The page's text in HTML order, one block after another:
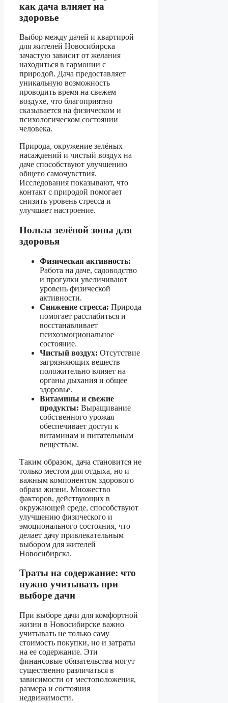
как дача влияет на
здоровье
Выбор между дачей и квартирой
для жителей Новосибирска
зачастую зависит от желания
находиться в гармонии с
природой. Дача предоставляет
уникальную возможность
проводить время на свежем
воздухе, что благоприятно
сказывается на физическом и
психологическом состоянии
человека.
Природа, окружение зелёных
насаждений и чистый воздух на
даче способствуют улучшению
общего самочувствия.
Исследования показывают, что
контакт с природой помогает
снизить уровень стресса и
улучшает настроение.
Польза зелёной зоны для
здоровья
Физическая активность:
Работа на даче, садоводство
и прогулки увеличивают
уровень физической
активности.
Снижение стресса: Природа
помогает расслабиться и
восстанавливает
психоэмоциональное
состояние.
Чистый воздух: Отсутствие
загрязняющих веществ
положительно влияет на
органы дыхания и общее
здоровье.
Витамины и свежие
продукты: Выращивание
собственного урожая
обеспечивает доступ к
витаминам и питательным
веществам.
Таким образом, дача становится не
только местом для отдыха, но и
важным компонентом здорового
образа жизни. Множество
факторов, действующих в
окружающей среде, способствуют
улучшению физического и
эмоционального состояния, что
делает дачу привлекательным
выбором для жителей
Новосибирска.
Траты на содержание: что
нужно учитывать при
выборе дачи
При выборе дачи для комфортной
жизни в Новосибирске важно
учитывать не только саму
стоимость покупки, но и затраты
на ее содержание. Эти
финансовые обязательства могут
существенно различаться в
зависимости от местоположения,
размера и состояния
недвижимости.